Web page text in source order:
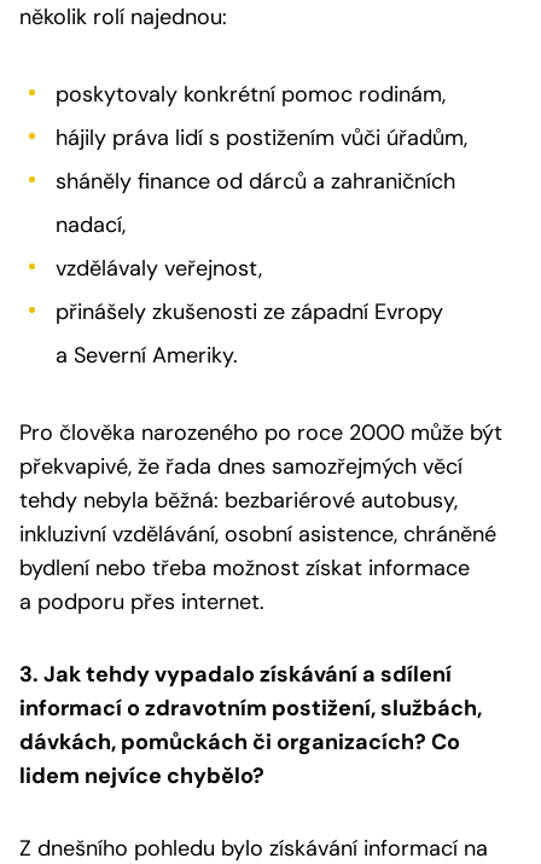
několik rolí najednou:
poskytovaly konkrétní pomoc rodinám,
hájily práva lidí s postižením vůči úřadům,
sháněly finance od dárců a zahraničních
nadací,
vzdělávaly veřejnost,
přinášely zkušenosti ze západní Evropy
a Severní Ameriky.
Pro člověka narozeného po roce 2000 může být
překvapivé, že řada dnes samozřejmých věcí
tehdy nebyla běžná: bezbariérové autobusy,
inkluzivní vzdělávání, osobní asistence, chráněné
bydlení nebo třeba možnost získat informace
a podporu přes internet.
3. Jak tehdy vypadalo získávání a sdílení
informací o zdravotním postižení, službách,
dávkách, pomůckách či organizacích? Co
lidem nejvíce chybělo?
Z dnešního pohledu bylo získávání informací na